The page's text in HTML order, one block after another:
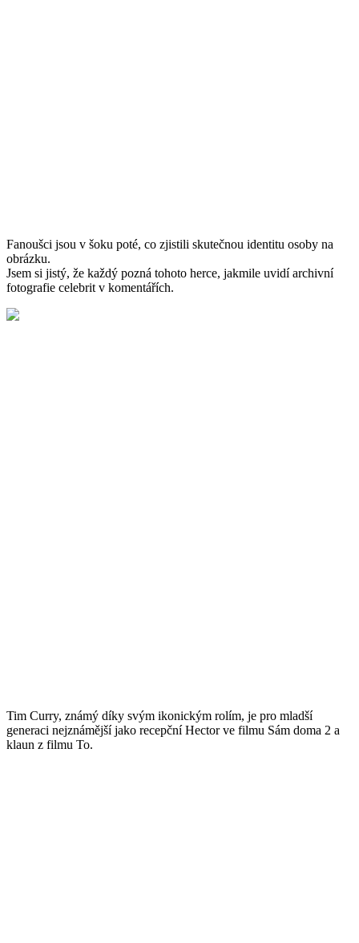
Fanoušci jsou v šoku poté, co zjistili skutečnou identitu osoby na
obrázku.
Jsem si jistý, že každý pozná tohoto herce, jakmile uvidí archivní
fotografie celebrit v komentářích.
Tim Curry, známý díky svým ikonickým rolím, je pro mladší
generaci nejznámější jako recepční Hector ve filmu Sám doma 2 a
klaun z filmu To.